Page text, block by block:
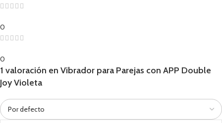
0
0
1 valoración en Vibrador para Parejas con APP Double
Joy Violeta